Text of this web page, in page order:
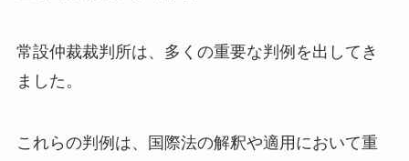
常設仲裁裁判所は、多くの重要な判例を出してき
ました。
これらの判例は、国際法の解釈や適用において重